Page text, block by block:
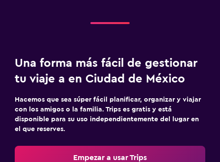
Una forma más fácil de gestionar
tu viaje a en Ciudad de México
Hacemos que sea súper fácil planificar, organizar y viajar
con los amigos o la familia. Trips es gratis y está
disponible para su uso independientemente del lugar en
el que reserves.
Empezar a usar Trips